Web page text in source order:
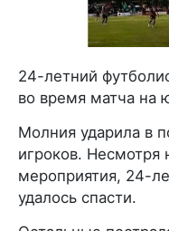
24-летний
во время матча на
Молния ударила в
игроков.
мероприятия, 24-
удалось спасти.